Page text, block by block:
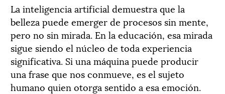
La inteligencia artificial demuestra que la
belleza puede emerger de procesos sin mente,
pero no sin mirada. En la educación, esa mirada
sigue siendo el núcleo de toda experiencia
significativa. Si una máquina puede producir
una frase que nos conmueve, es el sujeto
humano quien otorga sentido a esa emoción.